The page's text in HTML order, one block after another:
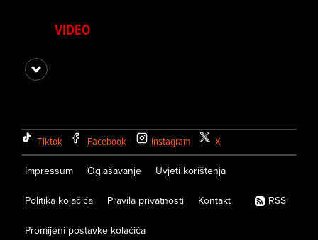
VIDEO
Tiktok Facebook Instagram X
Impressum Oglašavanje Uvjeti korištenja
Politika kolačića Pravila privatnosti Kontakt
Promijeni postavke kolačića
RSS